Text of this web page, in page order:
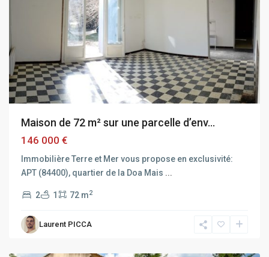
Maison de 72 m² sur une parcelle d’env...
146 000 €
Immobilière Terre et Mer vous propose en exclusivité:
APT (84400), quartier de la Doa Mais ...
2 1 72 m2
Laurent PICCA